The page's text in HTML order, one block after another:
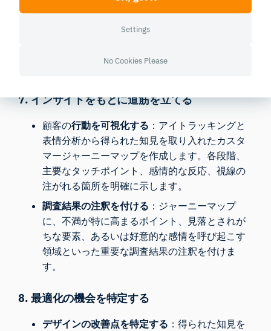
が長くなることと、不満や満足感との間にどの
7. インサイトをもとに道筋を立てる
顧客の行動を可視化する ：アイトラッキングと
表情分析から得られた知見を取り入れたカスタ
マージャーニーマップを作成します。各段階、
主要なタッチポイント、感情的な反応、視線の
注がれる箇所を明確に示します。
調査結果の注釈を付ける ：ジャーニーマップ
に、不満が特に高まるポイント、見落とされが
ちな要素、あるいは好意的な感情を呼び起こす
領域といった重要な調査結果の注釈を付けま
す。
8. 最適化の機会を特定する
デザインの改善点を特定する ：得られた知見を
Settings
No Cookies Please